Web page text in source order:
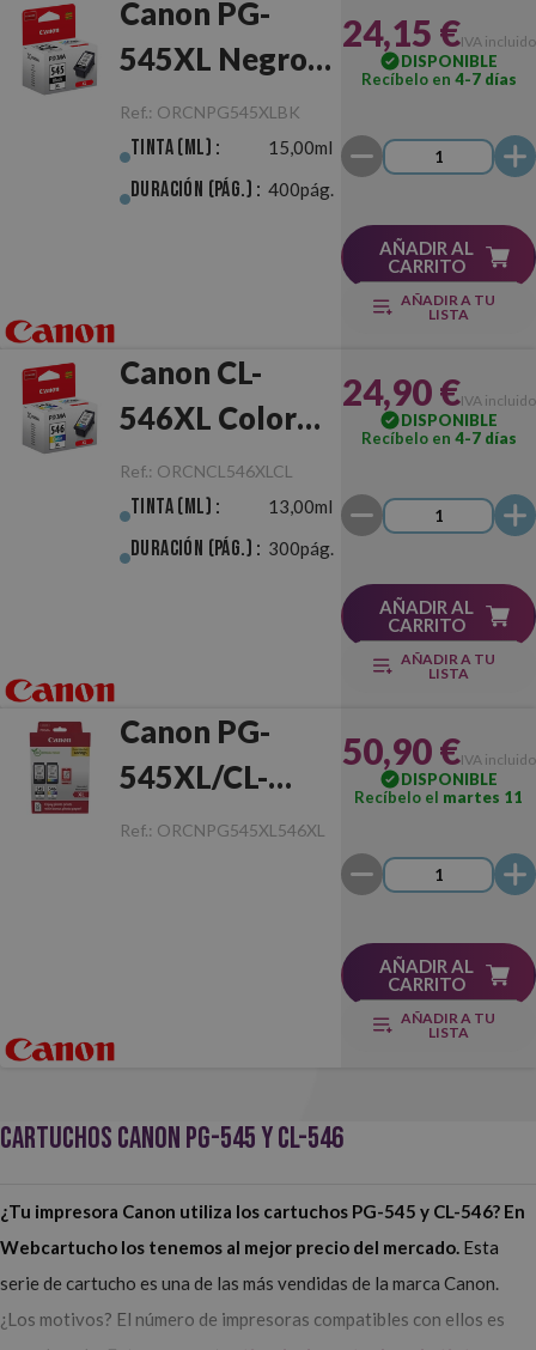
Canon PG-
545XL Negro
Original
Ref.: ORCNPG545XLBK
Tinta (ml) : 15,00ml
Duración (pág.) : 400pág.
24,15 €IVA incluido
DISPONIBLE
Recíbelo en 4-7 días
AÑADIR AL
CARRITO
AÑADIR A TU
LISTA
Canon CL-
546XL Color
Original
Ref.: ORCNCL546XLCL
Tinta (ml) : 13,00ml
Duración (pág.) : 300pág.
24,90 €IVA incluido
DISPONIBLE
Recíbelo en 4-7 días
AÑADIR AL
CARRITO
AÑADIR A TU
LISTA
Canon PG-
545XL/CL-
546XL Photo
Ref.: ORCNPG545XL546XL
50,90 €IVA incluido
DISPONIBLE
Recíbelo el martes 11
AÑADIR AL
CARRITO
AÑADIR A TU
LISTA
CARTUCHOS CANON PG-545 Y CL-546
¿Tu impresora Canon utiliza los cartuchos PG-545 y CL-546? En
Webcartucho los tenemos al mejor precio del mercado. Esta
serie de cartucho es una de las más vendidas de la marca Canon.
¿Los motivos? El número de impresoras compatibles con ellos es